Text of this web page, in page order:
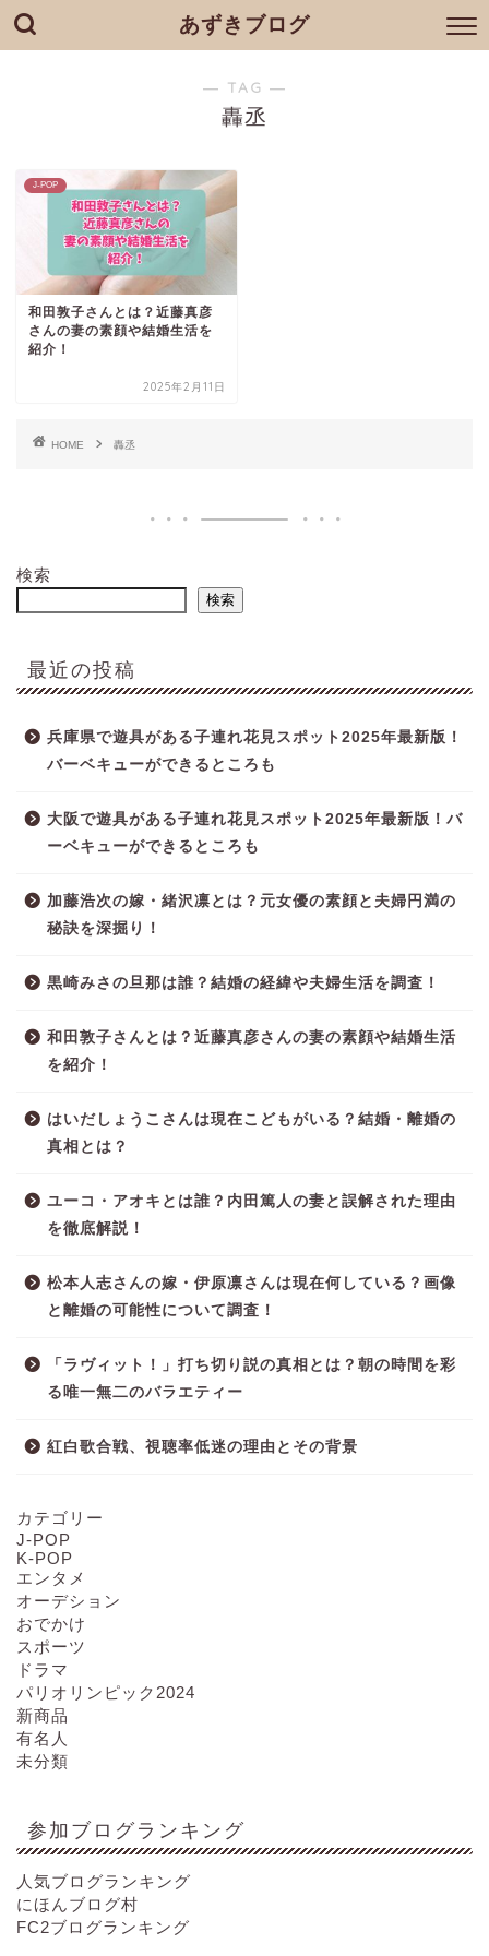
あずきブログ
― TAG ―
轟丞
J-POP
和田敦子さんとは？近藤真彦
さんの妻の素顔や結婚生活を
紹介！
2025年2月11日
HOME 轟丞
検索
検索
最近の投稿
兵庫県で遊具がある子連れ花見スポット2025年最新版！
バーベキューができるところも
大阪で遊具がある子連れ花見スポット2025年最新版！バ
ーベキューができるところも
加藤浩次の嫁・緒沢凛とは？元女優の素顔と夫婦円満の
秘訣を深掘り！
黒崎みさの旦那は誰？結婚の経緯や夫婦生活を調査！
和田敦子さんとは？近藤真彦さんの妻の素顔や結婚生活
を紹介！
はいだしょうこさんは現在こどもがいる？結婚・離婚の
真相とは？
ユーコ・アオキとは誰？内田篤人の妻と誤解された理由
を徹底解説！
松本人志さんの嫁・伊原凛さんは現在何している？画像
と離婚の可能性について調査！
「ラヴィット！」打ち切り説の真相とは？朝の時間を彩
る唯一無二のバラエティー
紅白歌合戦、視聴率低迷の理由とその背景
カテゴリー
J-POP
K-POP
エンタメ
オーデション
おでかけ
スポーツ
ドラマ
パリオリンピック2024
新商品
有名人
未分類
参加ブログランキング
人気ブログランキング
にほんブログ村
FC2ブログランキング